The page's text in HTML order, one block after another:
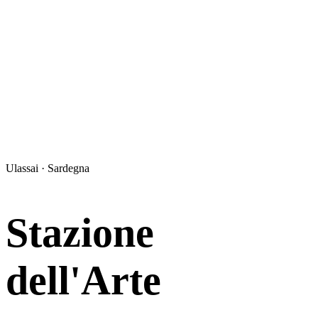
Ulassai · Sardegna
Stazione
dell'Arte